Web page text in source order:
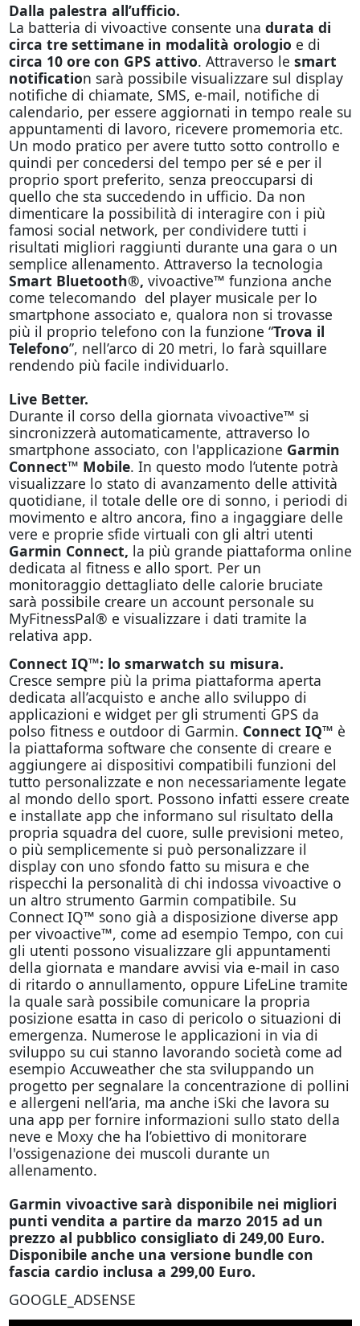
Dalla palestra all’ufficio.
La batteria di vivoactive consente una durata di
circa tre settimane in modalità orologio e di
circa 10 ore con GPS attivo. Attraverso le smart
notification sarà possibile visualizzare sul display
notifiche di chiamate, SMS, e-mail, notifiche di
calendario, per essere aggiornati in tempo reale su
appuntamenti di lavoro, ricevere promemoria etc.
Un modo pratico per avere tutto sotto controllo e
quindi per concedersi del tempo per sé e per il
proprio sport preferito, senza preoccuparsi di
quello che sta succedendo in ufficio. Da non
dimenticare la possibilità di interagire con i più
famosi social network, per condividere tutti i
risultati migliori raggiunti durante una gara o un
semplice allenamento. Attraverso la tecnologia
Smart Bluetooth®, vivoactive™ funziona anche
come telecomando del player musicale per lo
smartphone associato e, qualora non si trovasse
più il proprio telefono con la funzione “Trova il
Telefono”, nell’arco di 20 metri, lo farà squillare
rendendo più facile individuarlo.
Live Better.
Durante il corso della giornata vivoactive™ si
sincronizzerà automaticamente, attraverso lo
smartphone associato, con l'applicazione Garmin
Connect™ Mobile. In questo modo l’utente potrà
visualizzare lo stato di avanzamento delle attività
quotidiane, il totale delle ore di sonno, i periodi di
movimento e altro ancora, fino a ingaggiare delle
vere e proprie sfide virtuali con gli altri utenti
Garmin Connect, la più grande piattaforma online
dedicata al fitness e allo sport. Per un
monitoraggio dettagliato delle calorie bruciate
sarà possibile creare un account personale su
MyFitnessPal® e visualizzare i dati tramite la
relativa app.
Connect IQ™: lo smarwatch su misura.
Cresce sempre più la prima piattaforma aperta
dedicata all’acquisto e anche allo sviluppo di
applicazioni e widget per gli strumenti GPS da
polso fitness e outdoor di Garmin. Connect IQ™ è
la piattaforma software che consente di creare e
aggiungere ai dispositivi compatibili funzioni del
tutto personalizzate e non necessariamente legate
al mondo dello sport. Possono infatti essere create
e installate app che informano sul risultato della
propria squadra del cuore, sulle previsioni meteo,
o più semplicemente si può personalizzare il
display con uno sfondo fatto su misura e che
rispecchi la personalità di chi indossa vivoactive o
un altro strumento Garmin compatibile. Su
Connect IQ™ sono già a disposizione diverse app
per vivoactive™, come ad esempio Tempo, con cui
gli utenti possono visualizzare gli appuntamenti
della giornata e mandare avvisi via e-mail in caso
di ritardo o annullamento, oppure LifeLine tramite
la quale sarà possibile comunicare la propria
posizione esatta in caso di pericolo o situazioni di
emergenza. Numerose le applicazioni in via di
sviluppo su cui stanno lavorando società come ad
esempio Accuweather che sta sviluppando un
progetto per segnalare la concentrazione di pollini
e allergeni nell’aria, ma anche iSki che lavora su
una app per fornire informazioni sullo stato della
neve e Moxy che ha l’obiettivo di monitorare
l'ossigenazione dei muscoli durante un
allenamento.
Garmin vivoactive sarà disponibile nei migliori
punti vendita a partire da marzo 2015 ad un
prezzo al pubblico consigliato di 249,00 Euro.
Disponibile anche una versione bundle con
fascia cardio inclusa a 299,00 Euro.
GOOGLE_ADSENSE